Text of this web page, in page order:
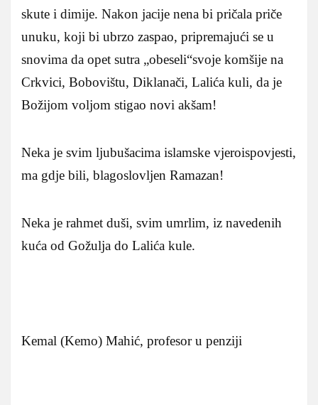
skute i dimije. Nakon jacije nena bi pričala priče
unuku, koji bi ubrzo zaspao, pripremajući se u
snovima da opet sutra „obeseli“svoje komšije na
Crkvici, Bobovištu, Diklanači, Lalića kuli, da je
Božijom voljom stigao novi akšam!
Neka je svim ljubušacima islamske vjeroispovjesti,
ma gdje bili, blagoslovljen Ramazan!
Neka je rahmet duši, svim umrlim, iz navedenih
kuća od Gožulja do Lalića kule.
Kemal (Kemo) Mahić, profesor u penziji